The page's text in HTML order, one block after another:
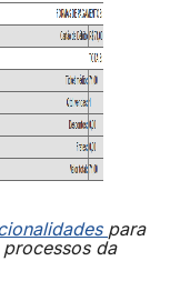
para
da